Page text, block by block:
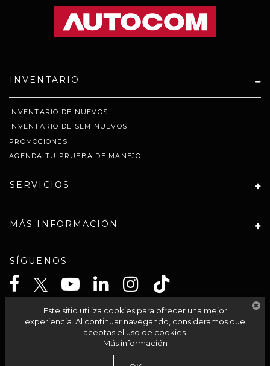
INVENTARIO
INVENTARIO DE NUEVOS
INVENTARIO DE SEMINUEVOS
PROMOCIONES
AGENDA TU PRUEBA DE MANEJO
SERVICIOS
MÁS INFORMACIÓN
SÍGUENOS
CELTA SOLUCIONES SA PI DE CV
Av Acueducto 95-int 201,Morelia,
Este sitio utiliza cookies para ofrecer una mejor
experiencia. Al continuar navegando, consideramos que
aceptas el uso de cookies.
Más información